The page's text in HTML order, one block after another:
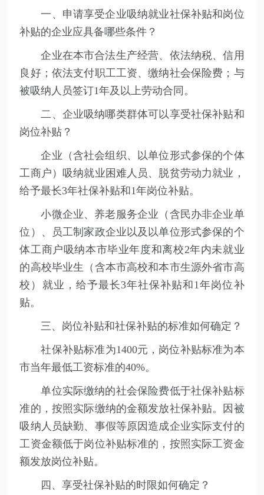
一、申请享受企业吸纳就业社保补贴和岗位
补贴的企业应具备哪些条件？
企业在本市合法生产经营、依法纳税、信用
良好；依法支付职工工资、缴纳社会保险费；与
被吸纳人员签订1年及以上劳动合同。
二、企业吸纳哪类群体可以享受社保补贴和
岗位补贴？
企业（含社会组织、以单位形式参保的个体
工商户）吸纳就业困难人员、脱贫劳动力就业，
给予最长3年社保补贴和1年岗位补贴。
小微企业、养老服务企业（含民办非企业单
位）、员工制家政企业以及以单位形式参保的个
体工商户吸纳本市毕业年度和离校2年内未就业
的高校毕业生（含本市高校和本市生源外省市高
校）就业，给予最长3年社保补贴和1年岗位补
贴。
三、岗位补贴和社保补贴的标准如何确定？
社保补贴标准为1400元，岗位补贴标准为本
市当年最低工资标准的40%。
单位实际缴纳的社会保险费低于社保补贴标
准的，按照实际缴纳的金额发放社保补贴。因被
吸纳人员缺勤、事假等原因造成企业实际支付的
工资金额低于岗位补贴标准的，按照实际工资金
额发放岗位补贴。
四、享受社保补贴的时限如何确定？